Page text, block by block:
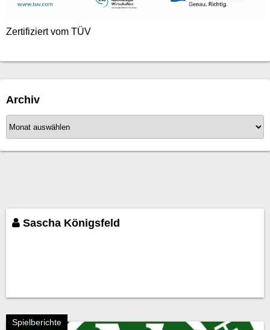
Sascha Königsfeld
Spielberichte
Zertifiziert vom TÜV
Archiv
A
r
c